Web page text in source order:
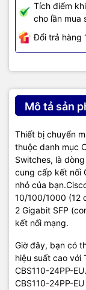
Tích điểm
cho lần mua
Đổi trả hàng
Mô tả sản
Thiết bị chuyển
thuộc danh mục
Switches, là
cung cấp kết nối
nhỏ của
10/100/1000 (12
2 Gigabit SFP
kết nối mạng.
Giờ đây, bạn có
hiệu suất cao với
CBS110-24PP-
CBS110-24PP-